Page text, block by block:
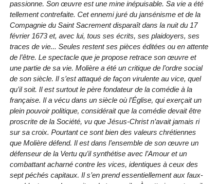
passionne. Son œuvre est une mine inépuisable. Sa vie a été
tellement contrefaite. Cet ennemi juré du jansénisme et de la
Compagnie du Saint Sacrement disparaît dans la nuit du 17
février 1673 et, avec lui, tous ses écrits, ses plaidoyers, ses
traces de vie... Seules restent ses pièces éditées ou en attente
de l’être. Le spectacle que je propose retrace son œuvre et
une partie de sa vie. Molière a été un critique de l’ordre social
de son siècle. Il s’est attaqué de façon virulente au vice, quel
qu’il soit. Il est surtout le père fondateur de la comédie à la
française. Il a vécu dans un siècle où l’Église, qui exerçait un
plein pouvoir politique, considérait que la comédie devait être
proscrite de la Société, vu que Jésus-Christ n’avait jamais ri
sur sa croix. Pourtant ce sont bien des valeurs chrétiennes
que Molière défend. Il est dans l’ensemble de son œuvre un
défenseur de la Vertu qu’il synthétise avec l’Amour et un
combattant acharné contre les vices, identiques à ceux des
sept péchés capitaux. Il s’en prend essentiellement aux faux-